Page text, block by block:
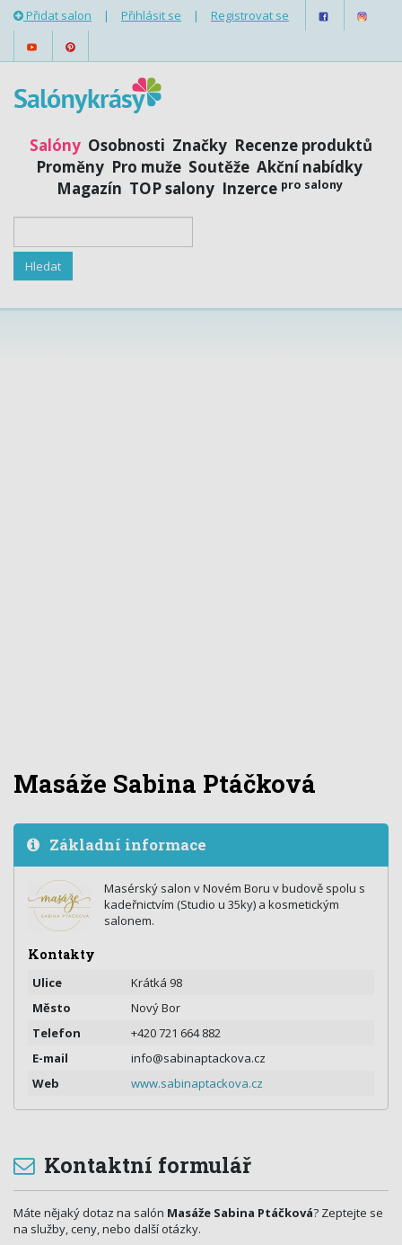
Přidat salon | Přihlásit se | Registrovat se
Salóny Osobnosti Značky Recenze produktů
Proměny Pro muže Soutěže Akční nabídky
Magazín TOP salony Inzerce pro salony
Masáže Sabina Ptáčková
Základní informace
Masérský salon v Novém Boru v budově spolu s
kadeřnictvím (Studio u 35ky) a kosmetickým
salonem.
Kontakty
Ulice
Krátká 98
Město
Nový Bor
Telefon
+420 721 664 882
E-mail
info@sabinaptackova.cz
Web
www.sabinaptackova.cz
Kontaktní formulář
Máte nějaký dotaz na salón Masáže Sabina Ptáčková? Zeptejte se
na služby, ceny, nebo další otázky.